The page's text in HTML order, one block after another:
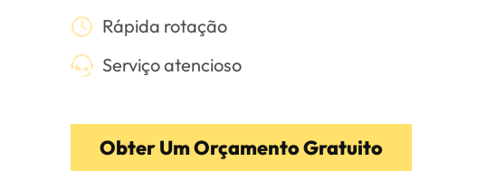
Rápida rotação
Serviço atencioso
Obter Um Orçamento Gratuito